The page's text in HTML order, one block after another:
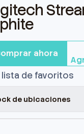
ahora
lista de favoritos
de ubicaciones